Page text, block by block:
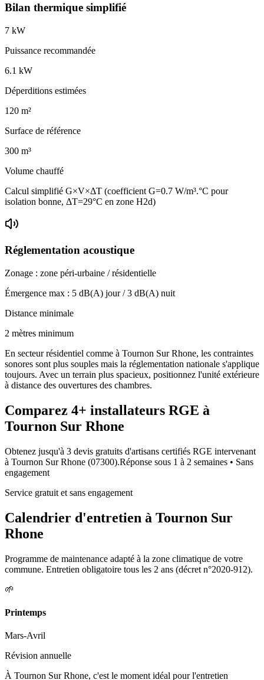
Bilan thermique simplifié
7 kW
Puissance recommandée
6.1 kW
Déperditions estimées
120 m²
Surface de référence
300 m³
Volume chauffé
Calcul simplifié G×V×ΔT (coefficient G=0.7 W/m³.°C pour
isolation bonne, ΔT=29°C en zone H2d)
Réglementation acoustique
Zonage : zone péri-urbaine / résidentielle
Émergence max : 5 dB(A) jour /3 dB(A) nuit
Distance minimale
2 mètres minimum
En secteur résidentiel comme à Tournon Sur Rhone, les contraintes
sonores sont plus souples mais la réglementation nationale s'applique
toujours. Avec un terrain plus spacieux, positionnez l'unité extérieure
à distance des ouvertures des chambres.
Comparez 4+ installateurs RGE à
Tournon Sur Rhone
Obtenez jusqu'à 3 devis gratuits d'artisans certifiés RGE intervenant
à Tournon Sur Rhone (07300).Réponse sous 1 à 2 semaines • Sans
engagement
Service gratuit et sans engagement
Calendrier d'entretien à Tournon Sur
Rhone
Programme de maintenance adapté à la zone climatique de votre
commune. Entretien obligatoire tous les 2 ans (décret n°2020-912).
🌱
Printemps
Mars-Avril
Révision annuelle
À Tournon Sur Rhone, c'est le moment idéal pour l'entretien